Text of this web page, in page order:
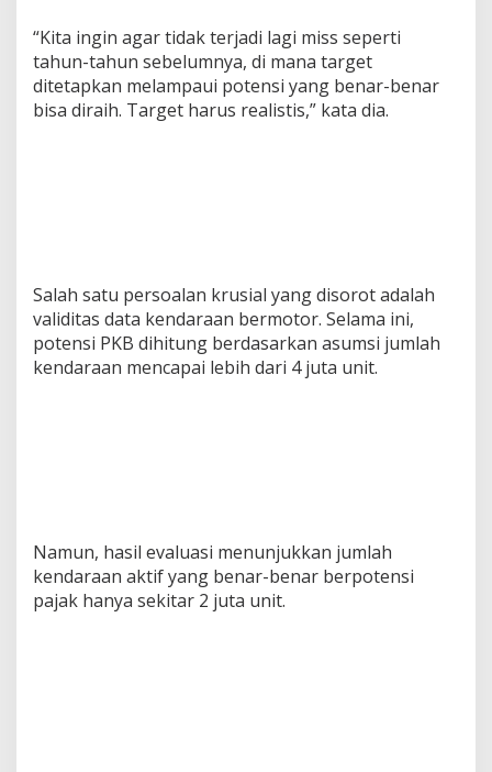
“Kita ingin agar tidak terjadi lagi miss seperti
tahun-tahun sebelumnya, di mana target
ditetapkan melampaui potensi yang benar-benar
bisa diraih. Target harus realistis,” kata dia.
Salah satu persoalan krusial yang disorot adalah
validitas data kendaraan bermotor. Selama ini,
potensi PKB dihitung berdasarkan asumsi jumlah
kendaraan mencapai lebih dari 4 juta unit.
Namun, hasil evaluasi menunjukkan jumlah
kendaraan aktif yang benar-benar berpotensi
pajak hanya sekitar 2 juta unit.